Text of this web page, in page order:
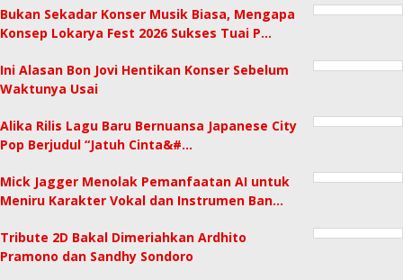
Bukan Sekadar Konser Musik Biasa, Mengapa
Konsep Lokarya Fest 2026 Sukses Tuai P…
Ini Alasan Bon Jovi Hentikan Konser Sebelum
Waktunya Usai
Alika Rilis Lagu Baru Bernuansa Japanese City
Pop Berjudul “Jatuh Cinta&#…
Mick Jagger Menolak Pemanfaatan AI untuk
Meniru Karakter Vokal dan Instrumen Ban…
Tribute 2D Bakal Dimeriahkan Ardhito
Pramono dan Sandhy Sondoro